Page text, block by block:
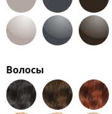
Волосы